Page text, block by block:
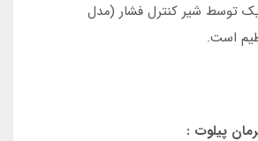
توسط شیر کنترل فشار (مدل